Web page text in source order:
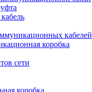
кабелей
коробка
сети
коробка